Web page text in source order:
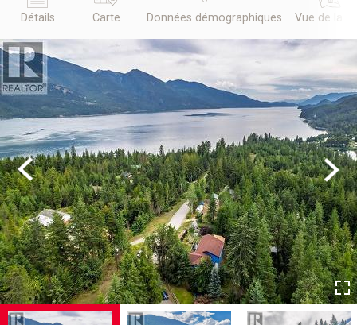
Détails Carte Données démographiques Vue de la
Previous Next